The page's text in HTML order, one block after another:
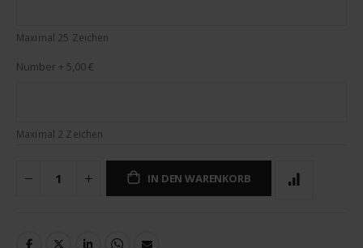
Maximal 25 Zeichen
Number + 5,00 €
Maximal 2 Zeichen
IN DEN WARENKORB